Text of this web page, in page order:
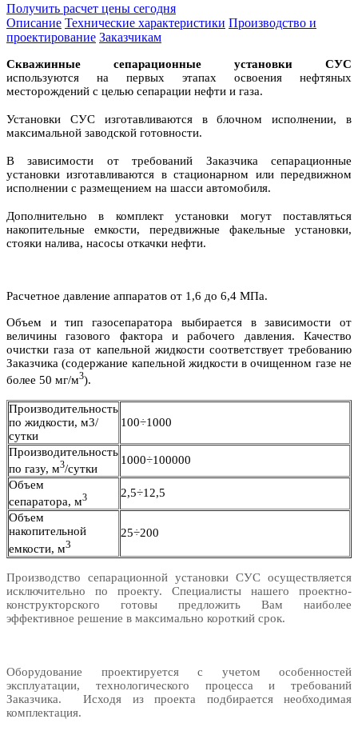
Получить расчет цены сегодня
Описание Технические характеристики Производство и
проектирование Заказчикам
Скважинные сепарационные установки СУС
используются на первых этапах освоения нефтяных
месторождений с целью сепарации нефти и газа.
Установки CУС изготавливаются в блочном исполнении, в
максимальной заводской готовности.
В зависимости от требований Заказчика сепарационные
установки изготавливаются в стационарном или передвижном
исполнении с размещением на шасси автомобиля.
Дополнительно в комплект установки могут поставляться
накопительные емкости, передвижные факельные установки,
стояки налива, насосы откачки нефти.
Расчетное давление аппаратов от 1,6 до 6,4 МПа.
Объем и тип газосепаратора выбирается в зависимости от
величины газового фактора и рабочего давления. Качество
очистки газа от капельной жидкости соответствует требованию
Заказчика (содержание капельной жидкости в очищенном газе не
более 50 мг/м3).
Производительность
по жидкости, м3/
сутки
100÷1000
Производительность
по газу, м3/сутки
1000÷100000
Объем
сепаратора, м3
2,5÷12,5
Объем
накопительной
емкости, м3
25÷200
Производство сепарационной установки СУС осуществляется
исключительно по проекту. Специалисты нашего проектно-
конструкторского готовы предложить Вам наиболее
эффективное решение в максимально короткий срок.
Оборудование проектируется с учетом особенностей
эксплуатации, технологического процесса и требований
Заказчика. Исходя из проекта подбирается необходимая
комплектация.